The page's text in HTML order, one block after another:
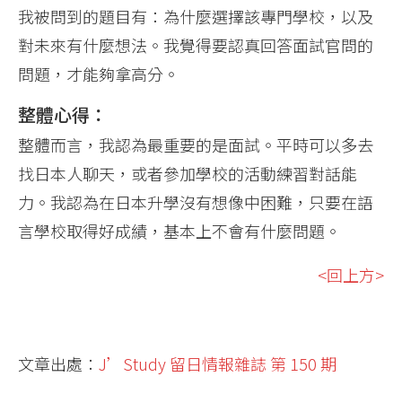
我被問到的題目有：為什麼選擇該專門學校，以及
對未來有什麼想法。我覺得要認真回答面試官問的
問題，才能夠拿高分。
整體心得：
整體而言，我認為最重要的是面試。平時可以多去
找日本人聊天，或者參加學校的活動練習對話能
力。我認為在日本升學沒有想像中困難，只要在語
言學校取得好成績，基本上不會有什麼問題。
<回上方>
文章出處： J’Study 留日情報雜誌 第 150 期